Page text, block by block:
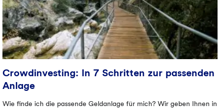
Typen verwendet). Weitere Informationen zum
Datenschutz finden Sie in unseren
Datenschutzhinweisen.
Egal wofür Sie sich entscheiden, wir freuen uns auf Sie!
Crowd­investing: In 7 Schritten zur passenden
Anlage
Wie finde ich die passende Geldanlage für mich? Wir geben Ihnen in